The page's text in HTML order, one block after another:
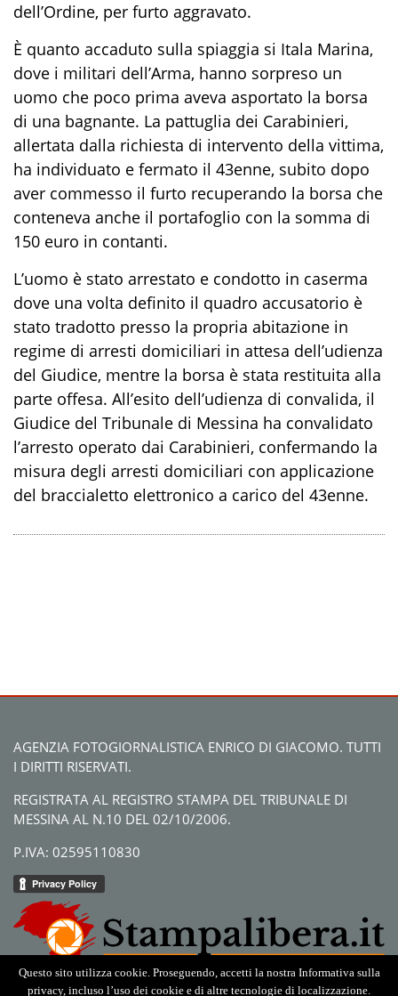
dell’Ordine, per furto aggravato.
È quanto accaduto sulla spiaggia si Itala Marina,
dove i militari dell’Arma, hanno sorpreso un
uomo che poco prima aveva asportato la borsa
di una bagnante. La pattuglia dei Carabinieri,
allertata dalla richiesta di intervento della vittima,
ha individuato e fermato il 43enne, subito dopo
aver commesso il furto recuperando la borsa che
conteneva anche il portafoglio con la somma di
150 euro in contanti.
L’uomo è stato arrestato e condotto in caserma
dove una volta definito il quadro accusatorio è
stato tradotto presso la propria abitazione in
regime di arresti domiciliari in attesa dell’udienza
del Giudice, mentre la borsa è stata restituita alla
parte offesa. All’esito dell’udienza di convalida, il
Giudice del Tribunale di Messina ha convalidato
l’arresto operato dai Carabinieri, confermando la
misura degli arresti domiciliari con applicazione
del braccialetto elettronico a carico del 43enne.
AGENZIA FOTOGIORNALISTICA ENRICO DI GIACOMO. TUTTI
I DIRITTI RISERVATI.
REGISTRATA AL REGISTRO STAMPA DEL TRIBUNALE DI
MESSINA AL N.10 DEL 02/10/2006.
P.IVA: 02595110830
Questo sito utilizza cookie. Proseguendo, accetti la nostra Informativa sulla
privacy, incluso l’uso dei cookie e di altre tecnologie di localizzazione.